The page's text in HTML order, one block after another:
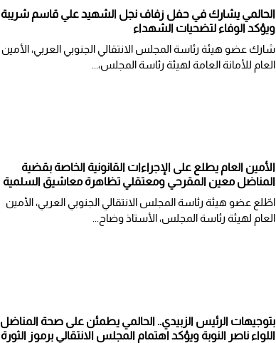
الحالمي يشارك في حفل زفاف نجل الشهيد علي قاسم شريبة
ويؤكد الوفاء لتضحيات الشهداء
شارك عضو هيئة رئاسة المجلس الانتقالي الجنوبي العربي، الأمين
العام للأمانة العامة لهيئة رئاسة المجلس،...
الأمين العام يطلع على الإجراءات القانونية الخاصة بقضية
المناضل معين المقرحي ومعتقلي تظاهرة معاشيق السلمية
اطّلع عضو هيئة رئاسة المجلس الانتقالي الجنوبي العربي، الأمين
العام لهيئة رئاسة المجلس، الأستاذ وضاح...
بتوجيهات الرئيس الزبيدي.. الحالمي يطمئن على صحة المناضل
اللواء ناصر النوبة ويؤكد اهتمام المجلس الانتقالي برموز الثورة